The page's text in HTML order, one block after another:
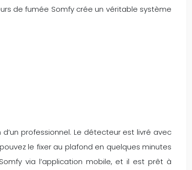
de fumée Somfy crée un véritable système
professionnel. Le détecteur est livré avec
le fixer au plafond en quelques minutes
via l’application mobile, et il est prêt à